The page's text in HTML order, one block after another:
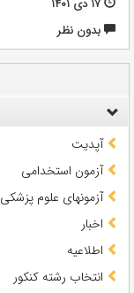
۱۷ دی ۱۴۰۱
بدون نظر
آپدیت
آزمون استخدامی
آزمونهای علوم پزشکی
اخبار
اطلاعیه
انتخاب رشته کنکور